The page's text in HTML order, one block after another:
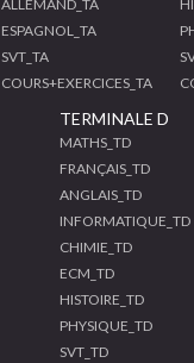
ALLEMAND_TA
ESPAGNOL_TA
SVT_TA
COURS+EXERCICES_TA
TERMINALE D
MATHS_TD
FRANÇAIS_TD
ANGLAIS_TD
INFORMATIQUE_TD
CHIMIE_TD
ECM_TD
HISTOIRE_TD
PHYSIQUE_TD
SVT_TD